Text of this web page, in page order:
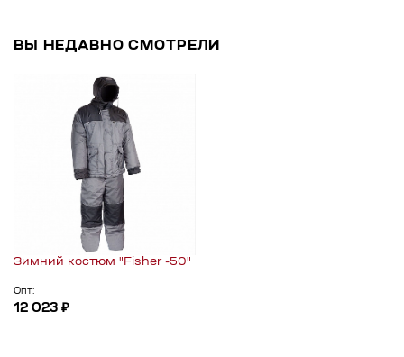
ВЫ НЕДАВНО СМОТРЕЛИ
Зимний костюм "Fisher -50"
Опт:
12 023 ₽